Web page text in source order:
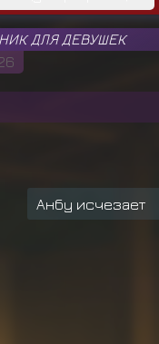
ДЛЯ ДЕВУШЕК
Анбу исчезает